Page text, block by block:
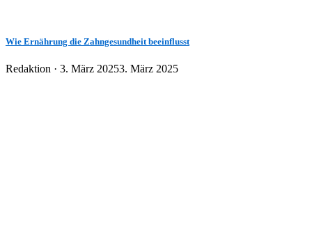
Wie Ernährung die Zahngesundheit beeinflusst
Redaktion · Veröffentlicht
3. März 20253. März 2025